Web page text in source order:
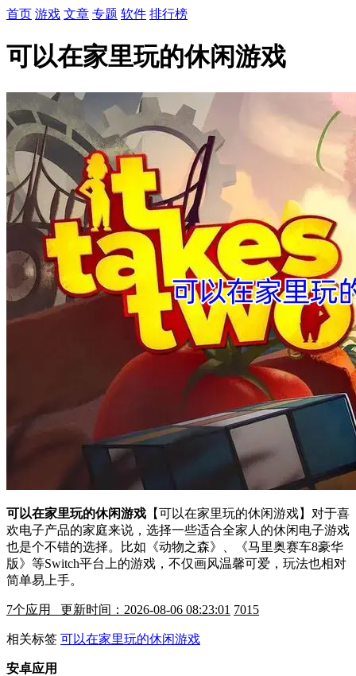
首页 游戏 文章 专题 软件 排行榜
可以在家里玩的休闲游戏
可以在家里玩的休闲游戏 【可以在家里玩的休闲游戏】对于喜
欢电子产品的家庭来说，选择一些适合全家人的休闲电子游戏
也是个不错的选择。比如《动物之森》、《马里奥赛车8豪华
版》等Switch平台上的游戏，不仅画风温馨可爱，玩法也相对
简单易上手。
7个应用 更新时间：2026-08-06 08:23:01 7015
相关标签 可以在家里玩的休闲游戏
安卓应用